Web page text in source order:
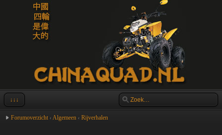
↓↓↓
Forumoverzicht ‹ Algemeen ‹ Rijverhalen